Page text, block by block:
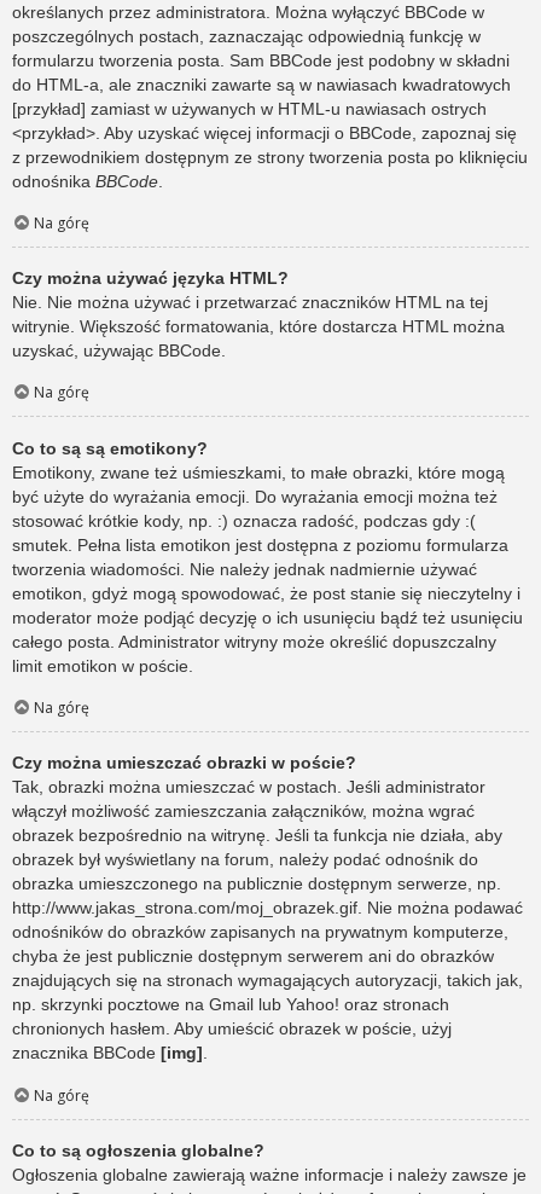
określanych przez administratora. Można wyłączyć BBCode w
poszczególnych postach, zaznaczając odpowiednią funkcję w
formularzu tworzenia posta. Sam BBCode jest podobny w składni
do HTML-a, ale znaczniki zawarte są w nawiasach kwadratowych
[przykład] zamiast w używanych w HTML-u nawiasach ostrych
<przykład>. Aby uzyskać więcej informacji o BBCode, zapoznaj się
z przewodnikiem dostępnym ze strony tworzenia posta po kliknięciu
odnośnika BBCode
Na górę
Czy można używać języka HTML?
Nie. Nie można używać i przetwarzać znaczników HTML na tej
witrynie. Większość formatowania, które dostarcza HTML można
uzyskać, używając BBCode.
Na górę
Co to są są emotikony?
Emotikony, zwane też uśmieszkami, to małe obrazki, które mogą
być użyte do wyrażania emocji. Do wyrażania emocji można też
stosować krótkie kody, np. :) oznacza radość, podczas gdy :(
smutek. Pełna lista emotikon jest dostępna z poziomu formularza
tworzenia wiadomości. Nie należy jednak nadmiernie używać
emotikon, gdyż mogą spowodować, że post stanie się nieczytelny i
moderator może podjąć decyzję o ich usunięciu bądź też usunięciu
całego posta. Administrator witryny może określić dopuszczalny
limit emotikon w poście.
Na górę
Czy można umieszczać obrazki w poście?
Tak, obrazki można umieszczać w postach. Jeśli administrator
włączył możliwość zamieszczania załączników, można wgrać
obrazek bezpośrednio na witrynę. Jeśli ta funkcja nie działa, aby
obrazek był wyświetlany na forum, należy podać odnośnik do
obrazka umieszczonego na publicznie dostępnym serwerze, np.
http://www.jakas_strona.com/moj_obrazek.gif. Nie można podawać
odnośników do obrazków zapisanych na prywatnym komputerze,
chyba że jest publicznie dostępnym serwerem ani do obrazków
znajdujących się na stronach wymagających autoryzacji, takich jak,
np. skrzynki pocztowe na Gmail lub Yahoo! oraz stronach
chronionych hasłem. Aby umieścić obrazek w poście, użyj
znacznika BBCode [img].
Na górę
Co to są ogłoszenia globalne?
Ogłoszenia globalne zawierają ważne informacje i należy zawsze je